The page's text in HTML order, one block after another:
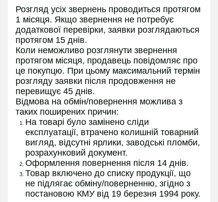
Розгляд усіх звернень проводиться протягом
1 місяця. Якщо звернення не потребує
додаткової перевірки, заявки розглядаються
протягом 15 днів.
Коли неможливо розглянути звернення
протягом місяця, продавець повідомляє про
це покупцю. При цьому максимальний термін
розгляду заявки після продовження не
перевищує 45 днів.
Відмова на обмін/повернення можлива з
таких поширених причин:
На товарі було замінено сліди
експлуатації, втрачено колишній товарний
вигляд, відсутні ярлики, заводські пломби,
розрахунковий документ.
Оформлення повернення після 14 днів.
Товар включено до списку продукції, що
не підлягає обміну/поверненню, згідно з
постановою КМУ від 19 березня 1994 року.